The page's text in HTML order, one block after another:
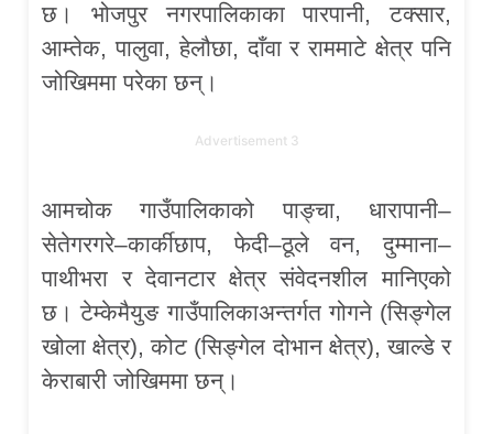
छ। भोजपुर नगरपालिकाका पारपानी, टक्सार,
आम्तेक, पालुवा, हेलौछा, दाँवा र राममाटे क्षेत्र पनि
जोखिममा परेका छन्।
Advertisement 3
आमचोक गाउँपालिकाको पाङ्चा, धारापानी–
सेतेगरगरे–कार्कीछाप, फेदी–ठूले वन, दुम्माना–
पाथीभरा र देवानटार क्षेत्र संवेदनशील मानिएको
छ। टेम्केमैयुङ गाउँपालिकाअन्तर्गत गोगने (सिङ्गेल
खोला क्षेत्र), कोट (सिङ्गेल दोभान क्षेत्र), खाल्डे र
केराबारी जोखिममा छन्।